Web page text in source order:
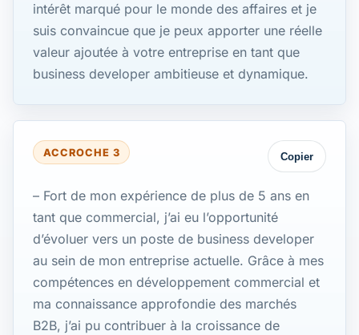
intérêt marqué pour le monde des affaires et je
suis convaincue que je peux apporter une réelle
valeur ajoutée à votre entreprise en tant que
business developer ambitieuse et dynamique.
ACCROCHE 3 Copier
– Fort de mon expérience de plus de 5 ans en
tant que commercial, j’ai eu l’opportunité
d’évoluer vers un poste de business developer
au sein de mon entreprise actuelle. Grâce à mes
compétences en développement commercial et
ma connaissance approfondie des marchés
B2B, j’ai pu contribuer à la croissance de